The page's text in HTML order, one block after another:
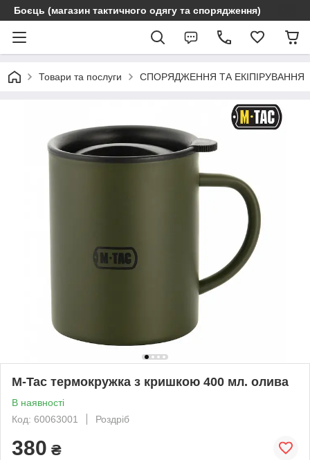
Боєць (магазин тактичного одягу та спорядження)
Товари та послуги СПОРЯДЖЕННЯ ТА ЕКІПІРУВАННЯ
M-Tac термокружка з кришкою 400 мл. олива
В наявності
Код: 60063001
Роздріб
380 ₴